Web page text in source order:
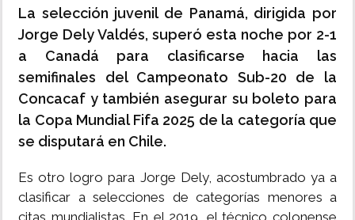
IMPRESO
La selección juvenil de Panamá, dirigida por
Jorge Dely Valdés, superó esta noche por 2-1
a Canadá para clasificarse hacia las
semifinales del Campeonato Sub-20 de la
Concacaf y también asegurar su boleto para
la Copa Mundial Fifa 2025 de la categoría que
se disputará en Chile.
Es otro logro para Jorge Dely, acostumbrado ya a
clasificar a selecciones de categorías menores a
citas mundialistas. En el 2019, el técnico colonense